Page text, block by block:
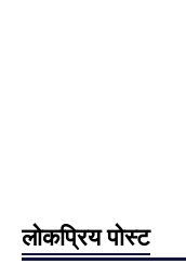
लोकप्रिय पोस्ट